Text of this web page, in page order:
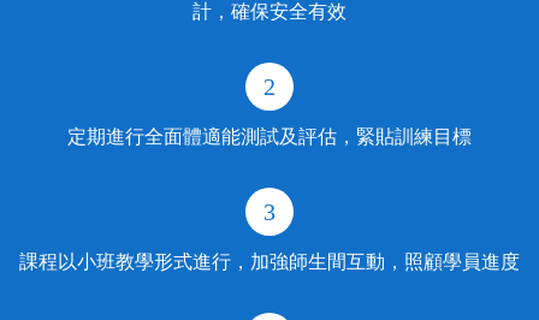
計，確保安全有效
2
定期進行全面體適能測試及評估，緊貼訓練目標
3
課程以小班教學形式進行，加強師生間互動，照顧學員進度